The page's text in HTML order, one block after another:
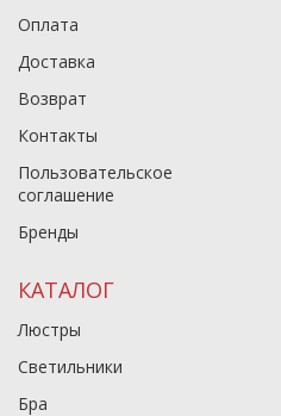
Оплата
Доставка
Возврат
Контакты
Пользовательское
соглашение
Бренды
КАТАЛОГ
Люстры
Светильники
Бра